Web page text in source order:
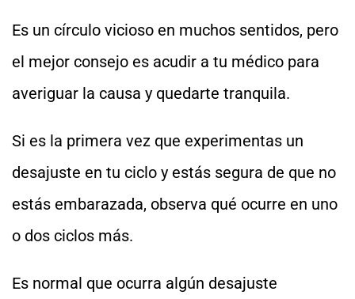
Es un círculo vicioso en muchos sentidos, pero
el mejor consejo es acudir a tu médico para
averiguar la causa y quedarte tranquila.
Si es la primera vez que experimentas un
desajuste en tu ciclo y estás segura de que no
estás embarazada, observa qué ocurre en uno
o dos ciclos más.
Es normal que ocurra algún desajuste